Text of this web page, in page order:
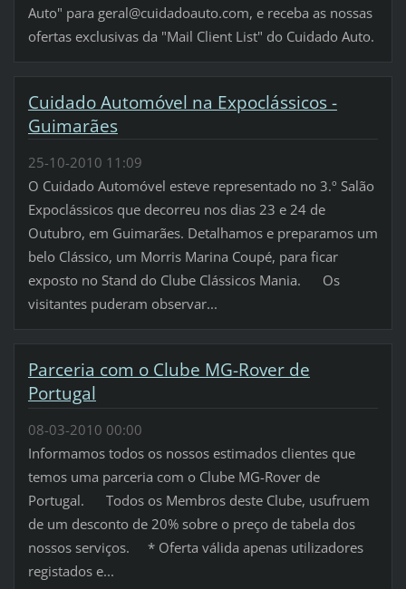
Auto" para geral@cuidadoauto.com, e receba as nossas
ofertas exclusivas da "Mail Client List" do Cuidado Auto.
Cuidado Automóvel na Expoclássicos -
Guimarães
25-10-2010 11:09
O Cuidado Automóvel esteve representado no 3.º Salão
Expoclássicos que decorreu nos dias 23 e 24 de
Outubro, em Guimarães. Detalhamos e preparamos um
belo Clássico, um Morris Marina Coupé, para ficar
exposto no Stand do Clube Clássicos Mania. Os
visitantes puderam observar...
Parceria com o Clube MG-Rover de
Portugal
08-03-2010 00:00
Informamos todos os nossos estimados clientes que
temos uma parceria com o Clube MG-Rover de
Portugal. Todos os Membros deste Clube, usufruem
de um desconto de 20% sobre o preço de tabela dos
nossos serviços. * Oferta válida apenas utilizadores
registados e...